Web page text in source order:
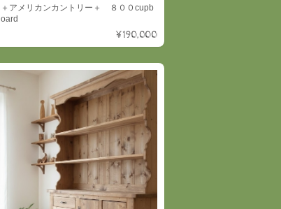
＋アメリカンカントリー＋ ８００cupb
oard
¥190,000